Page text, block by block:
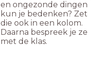
en ongezonde dingen
kun je bedenken? Zet
die ook in een kolom.
Daarna bespreek je ze
met de klas.